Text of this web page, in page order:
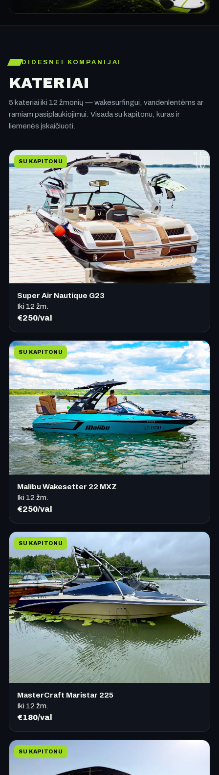
DIDESNEI KOMPANIJAI
KATERIAI
5 kateriai iki 12 žmonių — wakesurfingui, vandenlentėms ar
ramiam pasiplaukiojimui. Visada su kapitonu, kuras ir
liemenės įskaičiuoti.
SU KAPITONU
Super Air Nautique G23
Iki 12 žm.
€250/val
SU KAPITONU
Malibu Wakesetter 22 MXZ
Iki 12 žm.
€250/val
SU KAPITONU
MasterCraft Maristar 225
Iki 12 žm.
€180/val
SU KAPITONU